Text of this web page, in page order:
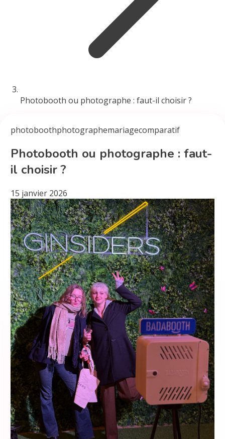
Photobooth ou photographe : faut-il choisir ?
photoboothphotographemariagecomparatif
Photobooth ou photographe : faut-
il choisir ?
15 janvier 2026